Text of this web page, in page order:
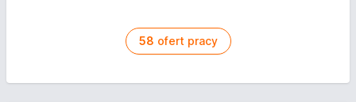
58 ofert pracy